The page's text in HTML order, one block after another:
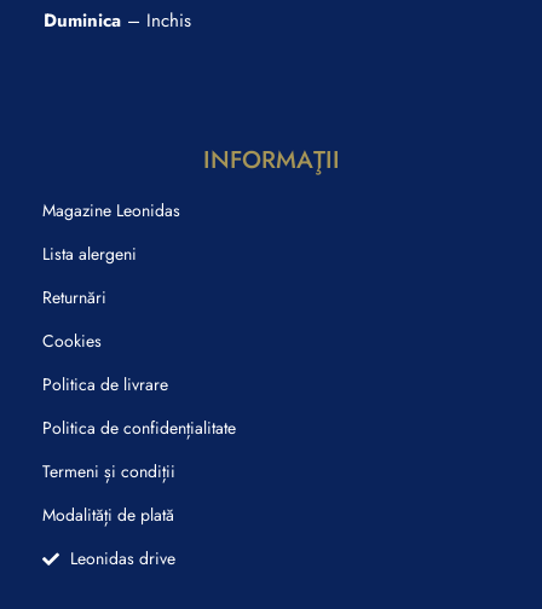
Duminica – Inchis
INFORMAŢII
Magazine Leonidas
Lista alergeni
Returnări
Cookies
Politica de livrare
Politica de confidențialitate
Termeni și condiții
Modalități de plată
Leonidas drive